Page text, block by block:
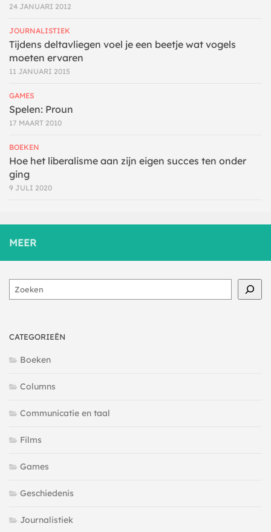
24 JANUARI 2012
JOURNALISTIEK
Tijdens deltavliegen voel je een beetje wat vogels
moeten ervaren
11 JANUARI 2015
GAMES
Spelen: Proun
17 MAART 2010
BOEKEN
Hoe het liberalisme aan zijn eigen succes ten onder
ging
9 JULI 2020
MEER
Zoeken
CATEGORIEËN
Boeken
Columns
Communicatie en taal
Films
Games
Geschiedenis
Journalistiek